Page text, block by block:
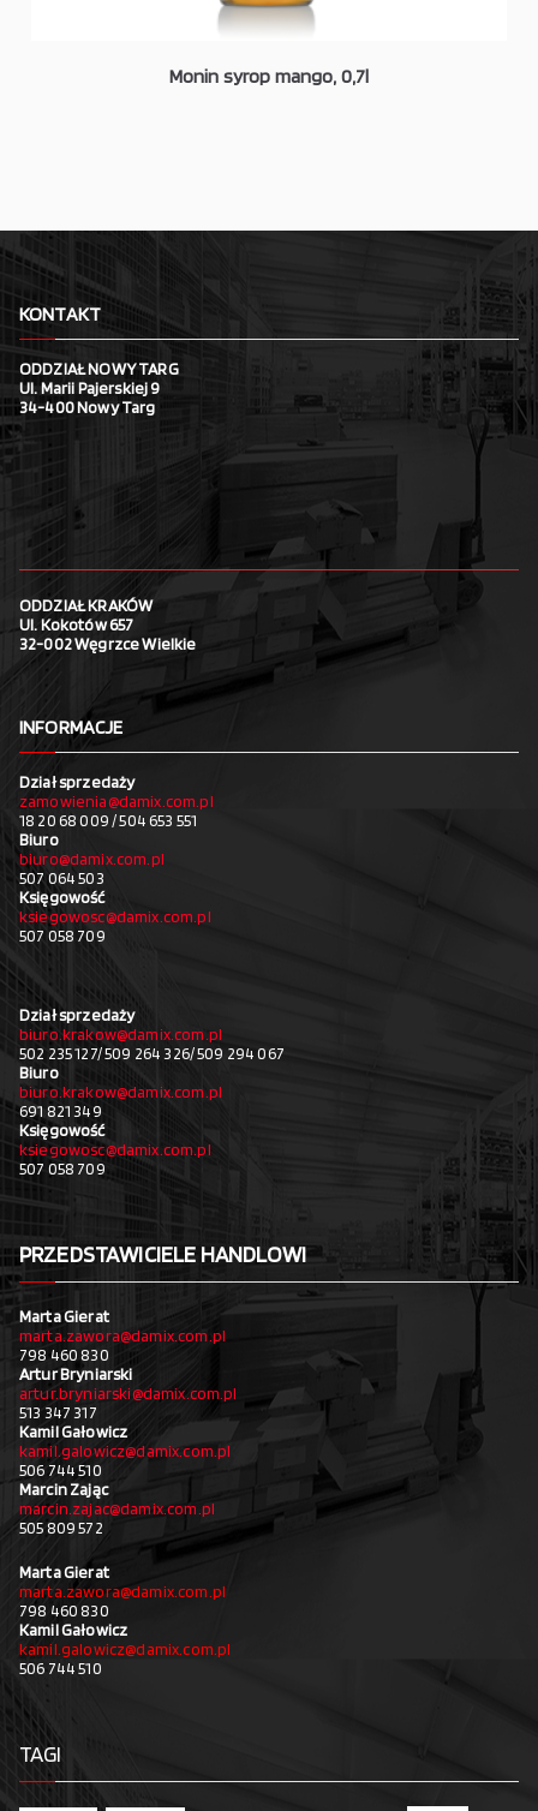
Monin syrop mango, 0,7l
KONTAKT
ODDZIAŁ NOWY TARG
Ul. Marii Pajerskiej 9
34-400 Nowy Targ
ODDZIAŁ KRAKÓW
Ul. Kokotów 657
32-002 Węgrzce Wielkie
INFORMACJE
Dział sprzedaży
zamowienia@damix.com.pl
18 20 68 009 / 504 653 551
Biuro
biuro@damix.com.pl
507 064 503
Księgowość
ksiegowosc@damix.com.pl
507 058 709
Dział sprzedaży
biuro.krakow@damix.com.pl
502 235 127/ 509 264 326/ 509 294 067
Biuro
biuro.krakow@damix.com.pl
691 821 349
Księgowość
ksiegowosc@damix.com.pl
507 058 709
PRZEDSTAWICIELE HANDLOWI
Marta Gierat
marta.zawora@damix.com.pl
798 460 830
Artur Bryniarski
artur.bryniarski@damix.com.pl
513 347 317
Kamil Gałowicz
kamil.galowicz@damix.com.pl
506 744 510
Marcin Zając
marcin.zajac@damix.com.pl
505 809 572
Marta Gierat
marta.zawora@damix.com.pl
798 460 830
Kamil Gałowicz
kamil.galowicz@damix.com.pl
506 744 510
TAGI